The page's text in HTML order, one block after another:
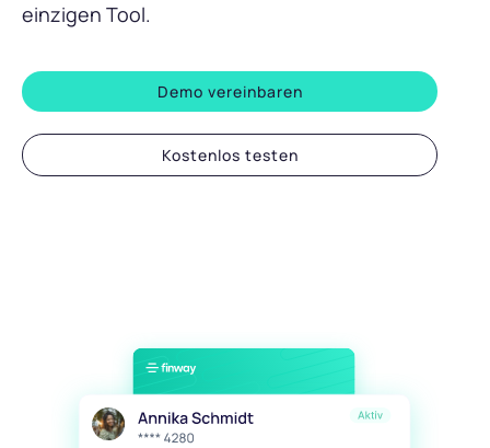
einzigen Tool.
Demo vereinbaren
Kostenlos testen